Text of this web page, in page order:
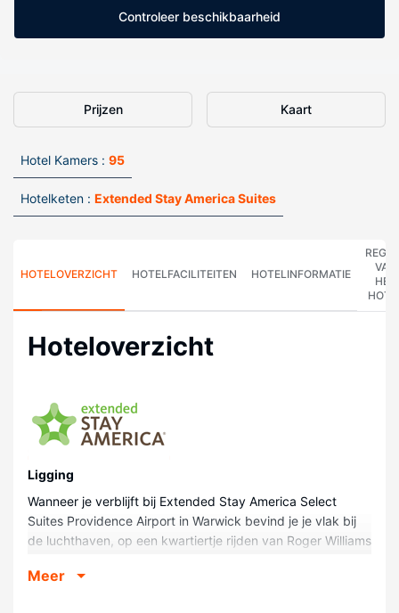
Controleer beschikbaarheid
Prijzen Kaart
Hotel Kamers : 95
Hotelketen : Extended Stay America Suites
HOTELOVERZICHT HOTELFACILITEITEN HOTELINFORMATIE
VAN
HET
Hoteloverzicht
Ligging
Wanneer je verblijft bij Extended Stay America Select
Suites Providence Airport in Warwick bevind je je vlak bij
de luchthaven, op een kwartiertje rijden van Roger Williams
km van Brown University en op 14,5 km van Rhode Island
Meer